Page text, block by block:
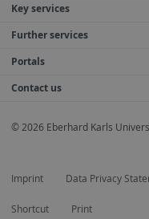
Key services
Further services
Portals
Contact us
© 2026 Eberhard Karls
Imprint Data Privacy
Shortcut Print